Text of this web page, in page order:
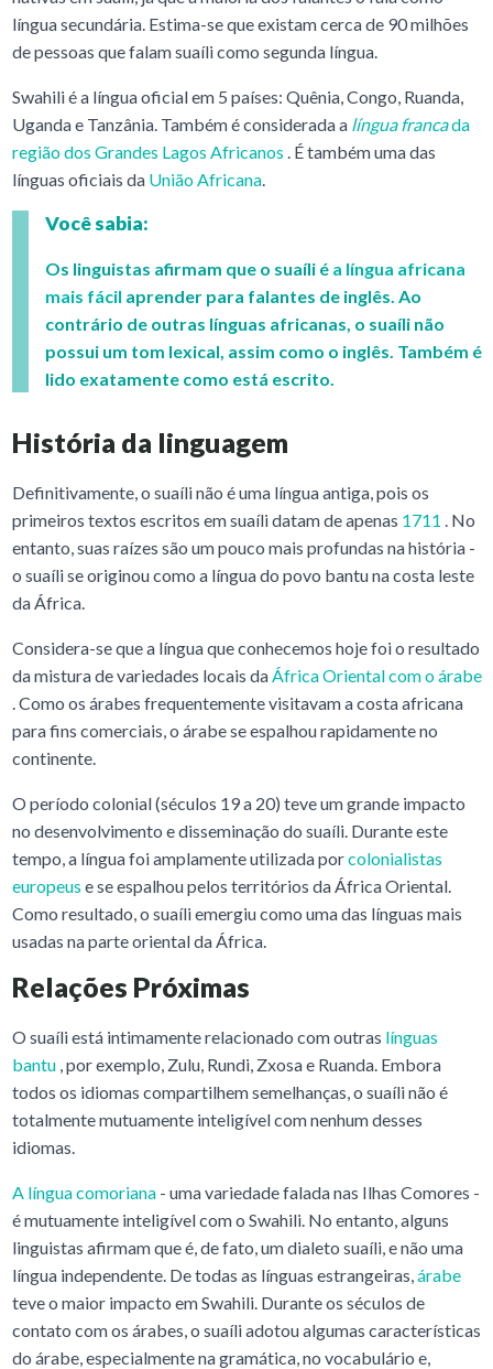
língua secundária. Estima-se que existam cerca de 90 milhões
de pessoas que falam suaíli como segunda língua.
Swahili é a língua oficial em 5 países: Quênia, Congo, Ruanda,
Uganda e Tanzânia. Também é considerada a língua francada
região dos Grandes Lagos Africanos . É também uma das
línguas oficiais da União Africana.
Você sabia:
Os linguistas afirmam que o suaíli é a língua africana
mais fácil aprender para falantes de inglês. Ao
contrário de outras línguas africanas, o suaíli não
possui um tom lexical, assim como o inglês. Também é
lido exatamente como está escrito.
História da linguagem
Definitivamente, o suaíli não é uma língua antiga, pois os
primeiros textos escritos em suaíli datam de apenas 1711 . No
entanto, suas raízes são um pouco mais profundas na história -
o suaíli se originou como a língua do povo bantu na costa leste
da África.
Considera-se que a língua que conhecemos hoje foi o resultado
da mistura de variedades locais daÁfrica Oriental com o árabe
. Como os árabes frequentemente visitavam a costa africana
para fins comerciais, o árabe se espalhou rapidamente no
continente.
O período colonial (séculos 19 a 20) teve um grande impacto
no desenvolvimento e disseminação do suaíli. Durante este
tempo, a língua foi amplamente utilizada porcolonialistas
europeus e se espalhou pelos territórios da África Oriental.
Como resultado, o suaíli emergiu como uma das línguas mais
usadas na parte oriental da África.
Relações Próximas
O suaíli está intimamente relacionado com outras línguas
bantu, por exemplo, Zulu, Rundi, Zxosa e Ruanda. Embora
todos os idiomas compartilhem semelhanças, o suaíli não é
totalmente mutuamente inteligível com nenhum desses
idiomas.
A língua comoriana- uma variedade falada nas Ilhas Comores -
é mutuamente inteligível com o Swahili. No entanto, alguns
linguistas afirmam que é, de fato, um dialeto suaíli, e não uma
língua independente. De todas as línguas estrangeiras, árabe
teve o maior impacto em Swahili. Durante os séculos de
contato com os árabes, o suaíli adotou algumas características
do árabe, especialmente na gramática, no vocabulário e,